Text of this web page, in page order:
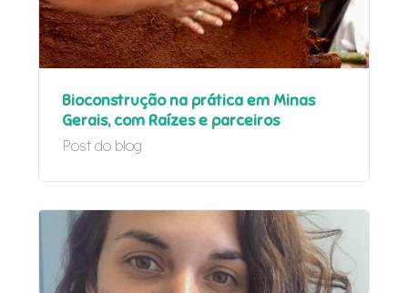
Bioconstrução na prática em Minas
Gerais, com Raízes e parceiros
Post do blog